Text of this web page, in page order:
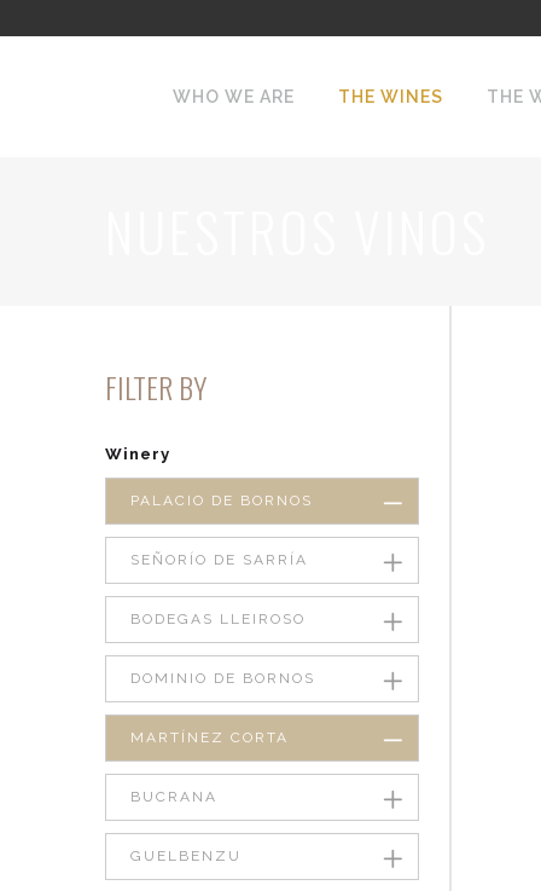
WHO WE ARE THE WINES THE
FILTER BY
Winery
PALACIO DE BORNOS
SEÑORÍO DE SARRÍA
BODEGAS LLEIROSO
DOMINIO DE BORNOS
MARTÍNEZ CORTA
BUCRANA
GUELBENZU